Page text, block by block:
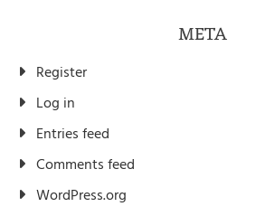
META
Register
Log in
Entries feed
Comments feed
WordPress.org